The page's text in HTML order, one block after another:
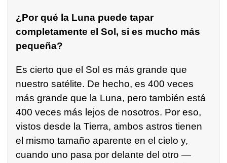
¿Por qué la Luna puede tapar
completamente el Sol, si es mucho más
pequeña?
Es cierto que el Sol es más grande que
nuestro satélite. De hecho, es 400 veces
más grande que la Luna, pero también está
400 veces más lejos de nosotros. Por eso,
vistos desde la Tierra, ambos astros tienen
el mismo tamaño aparente en el cielo y,
cuando uno pasa por delante del otro —